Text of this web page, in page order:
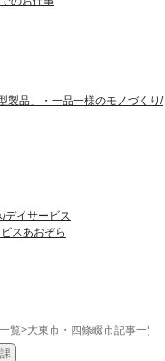
製品」・一品一様のモノづくり/
/デイサービス
スあおぞら
覧>大東市・四條畷市記事一覧